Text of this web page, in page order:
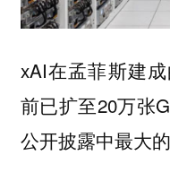
xAI在孟菲斯建
前已扩至20万张
公开披露中最大